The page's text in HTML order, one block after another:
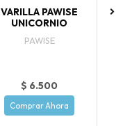
VARILLA PAWISE
UNICORNIO
PAWISE
$ 6.500
Comprar Ahora